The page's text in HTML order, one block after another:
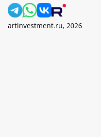
artinvestment.ru, 2026